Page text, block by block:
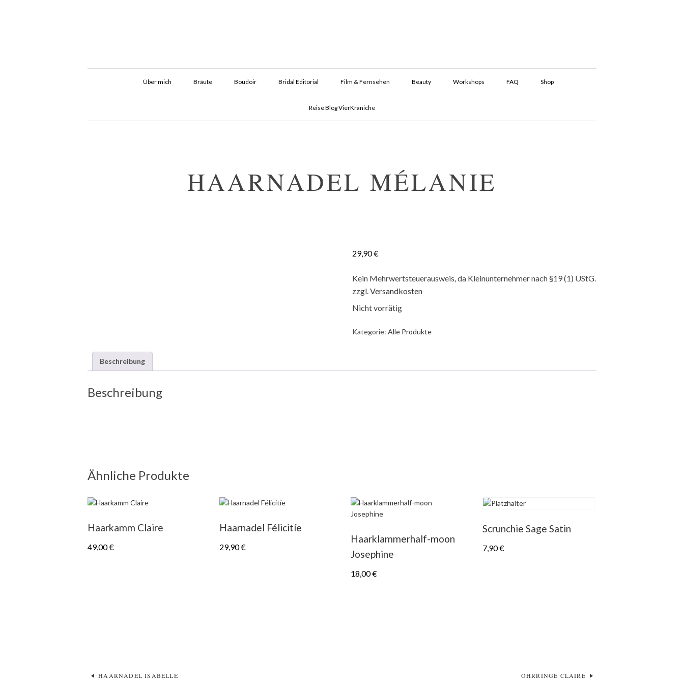
Über mich Bräute Boudoir Bridal Editorial Film & Fernsehen Beauty Workshops FAQ Shop
Reise Blog VierKraniche
HAARNADEL MÉLANIE
29,90€
Kein Mehrwertsteuerausweis, da Kleinunternehmer nach §19 (1) UStG.
zzgl.Versandkosten
Nicht vorrätig
Kategorie: Alle Produkte
Beschreibung
Beschreibung
Ähnliche Produkte
Haarkamm Claire
49,00€
Haarnadel Félicitíe
29,90€
Haarklammerhalf-moon
Josephine
18,00€
Scrunchie Sage Satin
7,90€
HAARNADEL ISABELLE OHRRINGE CLAIRE